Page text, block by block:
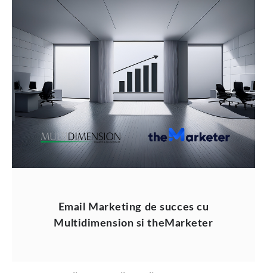
Email Marketing de succes cu
Multidimension si theMarketer